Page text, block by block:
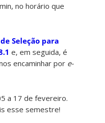
no horário que
Seleção para
e, em seguida, é
encaminhar por e-
a 17 de fevereiro.
esse semestre!